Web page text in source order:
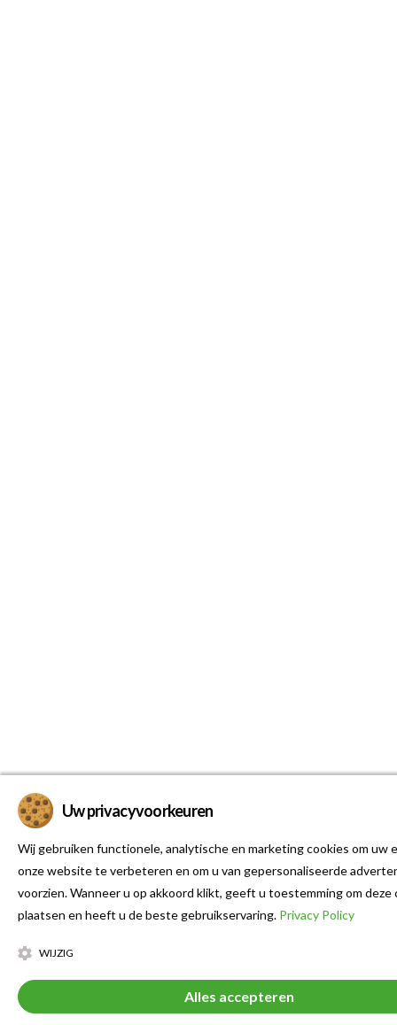
Uw privacyvoorkeuren
Wij gebruiken functionele, analytische en marketing cookies om uw
onze website te verbeteren en om u van gepersonaliseerde
voorzien. Wanneer u op akkoord klikt, geeft u toestemming om deze
plaatsen en heeft u de beste gebruikservaring. Privacy Policy
WIJZIG
Alles accepteren